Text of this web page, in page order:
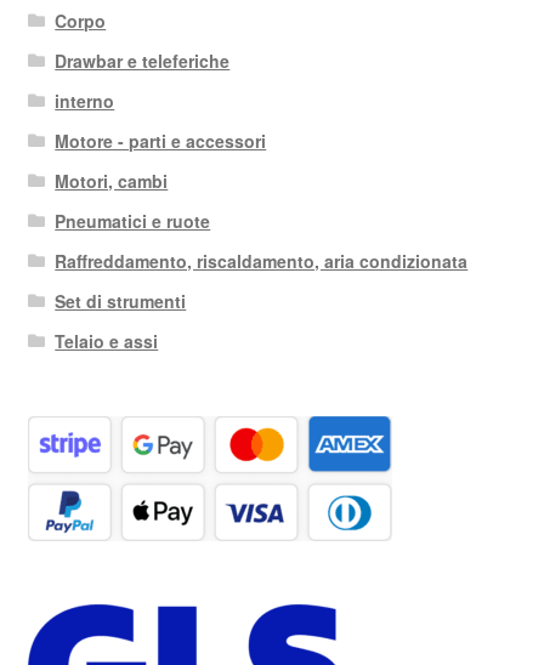
Corpo
Drawbar e teleferiche
interno
Motore - parti e accessori
Motori, cambi
Pneumatici e ruote
Raffreddamento, riscaldamento, aria condizionata
Set di strumenti
Telaio e assi